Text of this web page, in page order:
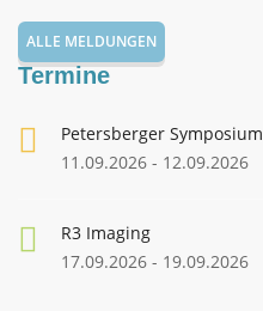
ALLE MELDUNGEN
Termine
Petersberger Symposium
11.09.2026 - 12.09.2026
R3 Imaging
17.09.2026 - 19.09.2026